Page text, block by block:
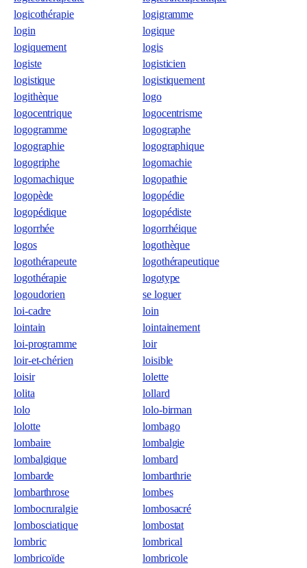
logicothérapie
logigramme
login
logique
logiquement
logis
logiste
logisticien
logistique
logistiquement
logithèque
logo
logocentrique
logocentrisme
logogramme
logographe
logographie
logographique
logogriphe
logomachie
logomachique
logopathie
logopède
logopédie
logopédique
logopédiste
logorrhée
logorrhéique
logos
logothèque
logothérapeute
logothérapeutique
logothérapie
logotype
logoudorien
se loguer
loi-cadre
loin
lointain
lointainement
loi-programme
loir
loir-et-chérien
loisible
loisir
lolette
lolita
lollard
lolo
lolo-birman
lolotte
lombago
lombaire
lombalgie
lombalgique
lombard
lombarde
lombarthrie
lombarthrose
lombes
lombocruralgie
lombosacré
lombosciatique
lombostat
lombric
lombrical
lombricoïde
lombricole